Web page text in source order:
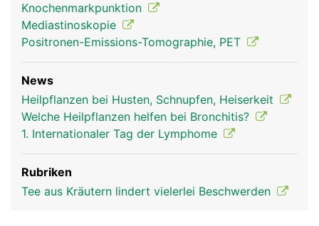
Thymusdrüse Frau
Thymusdrüse
Mann
Knochenmarkpunktion
Mediastinoskopie
Positronen-Emissions-Tomographie, PET
News
Heilpflanzen bei Husten, Schnupfen, Heiserkeit
Welche Heilpflanzen helfen bei Bronchitis?
1. Internationaler Tag der Lymphome
Rubriken
Tee aus Kräutern lindert vielerlei Beschwerden